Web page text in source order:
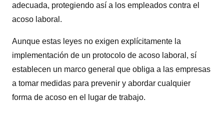
adecuada, protegiendo así a los empleados contra el
acoso laboral.
Aunque estas leyes no exigen explícitamente la
implementación de un protocolo de acoso laboral, sí
establecen un marco general que obliga a las empresas
a tomar medidas para prevenir y abordar cualquier
forma de acoso en el lugar de trabajo.